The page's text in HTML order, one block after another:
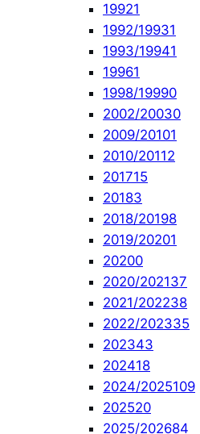
19921
1992/19931
1993/19941
19961
1998/19990
2002/20030
2009/20101
2010/20112
201715
20183
2018/20198
2019/20201
20200
2020/202137
2021/202238
2022/202335
202343
202418
2024/2025109
202520
2025/202684